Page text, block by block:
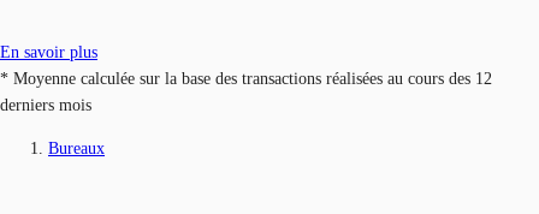
En savoir plus
* Moyenne calculée sur la base des transactions réalisées au cours des 12
derniers mois
Bureaux